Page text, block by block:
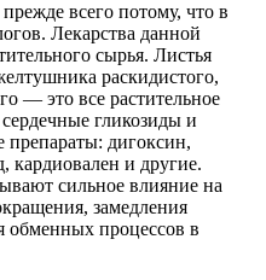
всего потому, что в
Лекарства данной
сырья. Листья
раскидистого,
— это все растительное
гликозиды и
препараты: дигоксин,
кардиовален и другие.
сильное влияние на
замедления
обменных процессов в